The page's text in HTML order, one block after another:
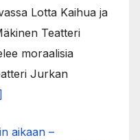
Lotta Kaihua ja
Teatteri
moraalisia
Jurkan
aikaan –